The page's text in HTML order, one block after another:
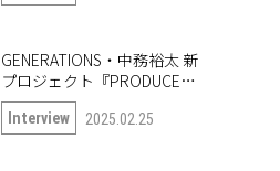
GENERATIONS・中務裕太 新
プロジェクト『PRODUCE
6IX COLORS』の第一弾楽曲
「True or Doubt」について
Interview 2025.02.25